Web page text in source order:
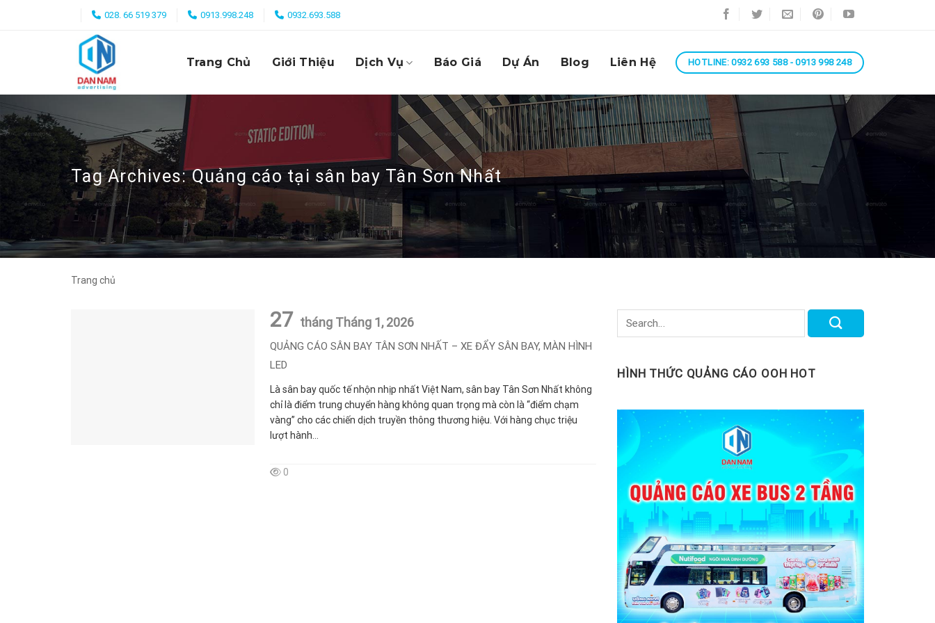
028. 66 519 379 0913.998.248 0932.693.588
Trang Chủ Giới Thiệu Dịch Vụ Báo Giá Dự Án Blog Liên Hệ HOTLINE: 0932 693 588 - 0913 998 248
Tag Archives:Quảng cáo tại sân bay Tân Sơn Nhất
Trang chủ
27 tháng Tháng 1, 2026
QUẢNG CÁO SÂN BAY TÂN SƠN NHẤT – XE ĐẨY SÂN BAY, MÀN HÌNH
LED
Là sân bay quốc tế nhộn nhịp nhất Việt Nam, sân bay Tân Sơn Nhất không
chỉ là điểm trung chuyển hàng không quan trọng mà còn là “điểm chạm
vàng” cho các chiến dịch truyền thông thương hiệu. Với hàng chục triệu
lượt hành...
0
HÌNH THỨC QUẢNG CÁO OOH HOT